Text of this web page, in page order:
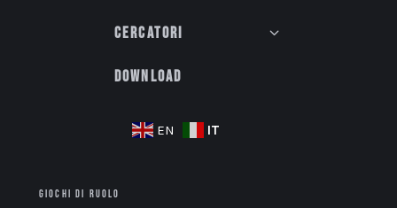
Cercatori
Download
EN IT
GIOCHI DI RUOLO